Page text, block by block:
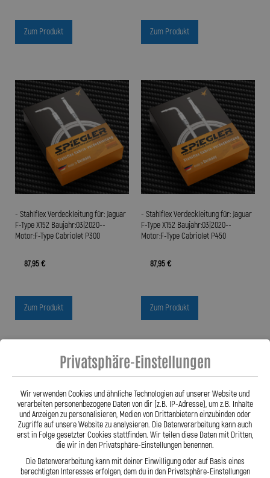
Zum Produkt Zum Produkt
- Stahlflex Verdeckleitung für: Jaguar
F-Type X152 Baujahr:03|2020--
Motor:F-Type Cabriolet P300
87,95 €
Zum Produkt
- Stahlflex Verdeckleitung für: Jaguar
F-Type X152 Baujahr:03|2020--
Motor:F-Type Cabriolet P450
87,95 €
Zum Produkt
Privatsphäre-Einstellungen
Wir verwenden Cookies und ähnliche Technologien auf unserer Website und
verarbeiten personenbezogene Daten von dir (z.B. IP-Adresse), um z.B. Inhalte
und Anzeigen zu personalisieren, Medien von Drittanbietern einzubinden oder
Zugriffe auf unsere Website zu analysieren. Die Datenverarbeitung kann auch
erst in Folge gesetzter Cookies stattfinden. Wir teilen diese Daten mit Dritten,
die wir in den Privatsphäre-Einstellungen benennen.
Die Datenverarbeitung kann mit deiner Einwilligung oder auf Basis eines
berechtigten Interesses erfolgen, dem du in den Privatsphäre-Einstellungen